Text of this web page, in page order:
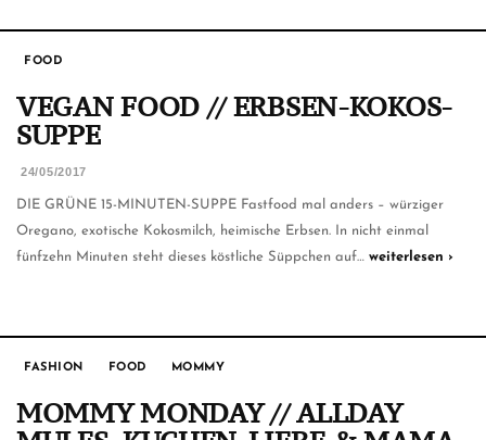
FOOD
VEGAN FOOD // ERBSEN-KOKOS-
SUPPE
24/05/2017
DIE GRÜNE 15-MINUTEN-SUPPE Fastfood mal anders – würziger
Oregano, exotische Kokosmilch, heimische Erbsen. In nicht einmal
fünfzehn Minuten steht dieses köstliche Süppchen auf… weiterlesen ›
FASHION FOOD MOMMY
MOMMY MONDAY // ALLDAY